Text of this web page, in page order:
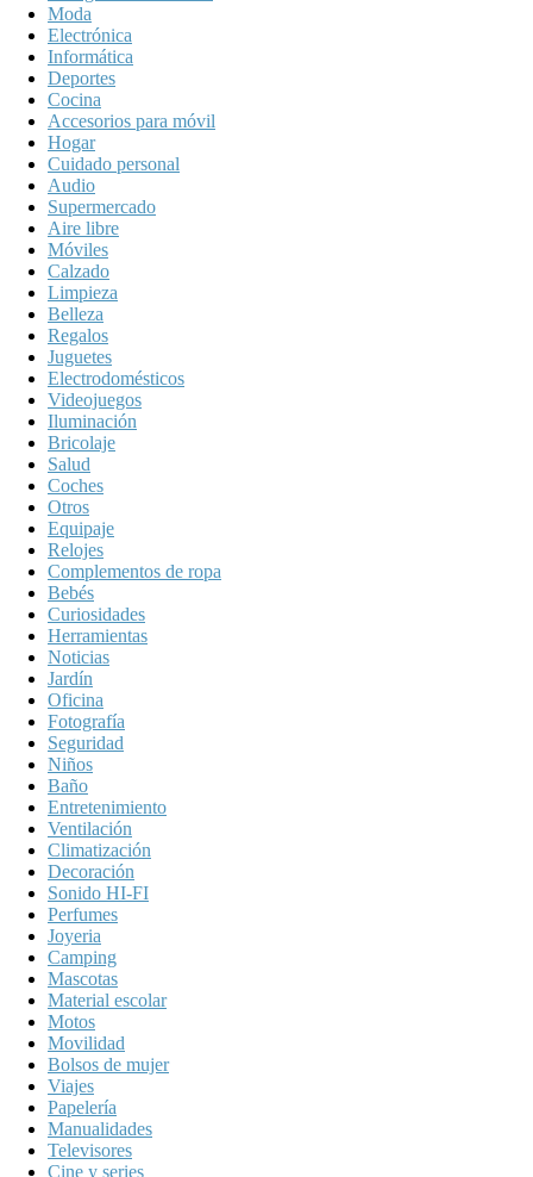
Moda
Electrónica
Informática
Deportes
Cocina
Accesorios para móvil
Hogar
Cuidado personal
Audio
Supermercado
Aire libre
Móviles
Calzado
Limpieza
Belleza
Regalos
Juguetes
Electrodomésticos
Videojuegos
Iluminación
Bricolaje
Salud
Coches
Otros
Equipaje
Relojes
Complementos de ropa
Bebés
Curiosidades
Herramientas
Noticias
Jardín
Oficina
Fotografía
Seguridad
Niños
Baño
Entretenimiento
Ventilación
Climatización
Decoración
Sonido HI-FI
Perfumes
Joyeria
Camping
Mascotas
Material escolar
Motos
Movilidad
Bolsos de mujer
Viajes
Papelería
Manualidades
Televisores
Cine y series